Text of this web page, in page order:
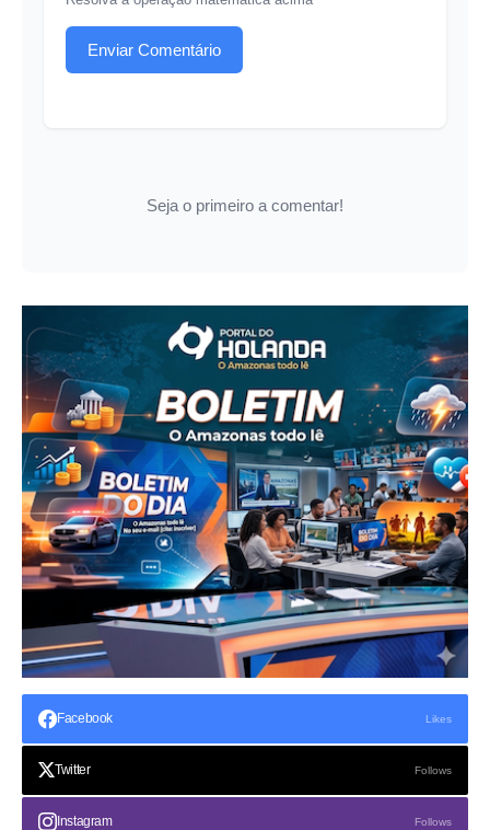
Enviar Comentário
Seja o primeiro a comentar!
Facebook Likes
Twitter Follows
Instagram Follows